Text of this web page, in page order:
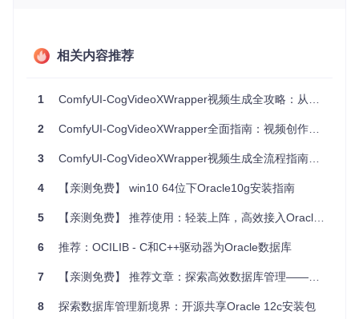
服务器调优：提供服务器概览、图表分析，帮助识别和解决
安全经理：对数据库权限进行管理和控制。
4、项目特点
跨平台支持：可在多种操作系统上运行，适应性强。
无需编程即可扩展 ：可以通过配置文件增加对旧版本Oracle
丰富的特性集：涵盖多方面的数据库管理需求，如PL/SQL
UNICODE支持：支持多种语言环境，确保全球用户的使用
社区驱动：由开源开发者社群维护，定期更新和改进。
相关内容推荐
1 ComfyUI-CogVideoXWrapper视频生成全攻略：从文本到动态影像的创作指南
2 ComfyUI-CogVideoXWrapper全面指南：视频创作的AI赋能工具
3 ComfyUI-CogVideoXWrapper视频生成全流程指南：从文本到动态影像的实现与优化
4 【亲测免费】 win10 64位下Oracle10g安装指南
5 【亲测免费】 推荐使用：轻装上阵，高效接入Oracle —— Oracle Instant Client 基本包(Windows x64)
6 推荐：OCILIB - C和C++驱动器为Oracle数据库
7 【亲测免费】 推荐文章：探索高效数据库管理——PL/SQL 15.0.2 x64 免安装版
8 探索数据库管理新境界：开源共享Oracle 12c安装包